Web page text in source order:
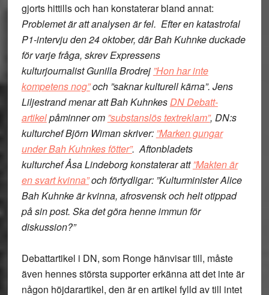
gjorts hittills och han konstaterar bland annat:
Problemet är att analysen är fel. Efter en katastrofal
P1-intervju den 24 oktober, där Bah Kuhnke duckade
för varje fråga, skrev Expressens
kulturjournalistGunilla Brodrej ”Hon har inte
kompetens nog”och ”saknar kulturell kärna”. Jens
Liljestrandmenar att Bah KuhnkesDN Debatt-
artikelpåminner om ”substanslös textreklam”, DN:s
kulturchefBjörn Wimanskriver: ”Marken gungar
under Bah Kuhnkes fötter”. Aftonbladets
kulturchefÅsa Lindeborgkonstaterar att”Makten är
en svart kvinna”och förtydligar: ”Kulturminister Alice
Bah Kuhnkeär kvinna, afrosvensk och helt otippad
på sin post. Ska det göra henne immun för
diskussion?”
Debattartikel i DN, som Ronge hänvisar till, måste
även hennes största supporter erkänna att det inte är
någon höjdarartikel, den är en artikel fylld av till intet